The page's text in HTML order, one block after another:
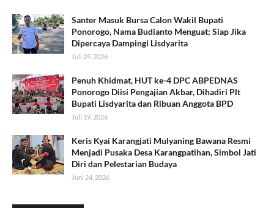
Santer Masuk Bursa Calon Wakil Bupati
Ponorogo, Nama Budianto Menguat; Siap Jika
Dipercaya Dampingi Lisdyarita
Juli 29, 2026
Penuh Khidmat, HUT ke-4 DPC ABPEDNAS
Ponorogo Diisi Pengajian Akbar, Dihadiri Plt
Bupati Lisdyarita dan Ribuan Anggota BPD
Juli 19, 2026
Keris Kyai Karangjati Mulyaning Bawana Resmi
Menjadi Pusaka Desa Karangpatihan, Simbol Jati
Diri dan Pelestarian Budaya
Juni 24, 2026